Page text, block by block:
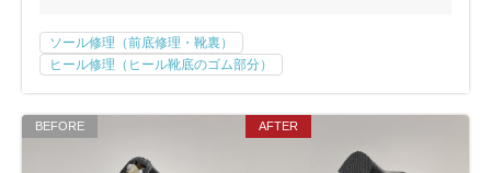
ソール修理（前底修理・靴裏）
ヒール修理（ヒール靴底のゴム部分）